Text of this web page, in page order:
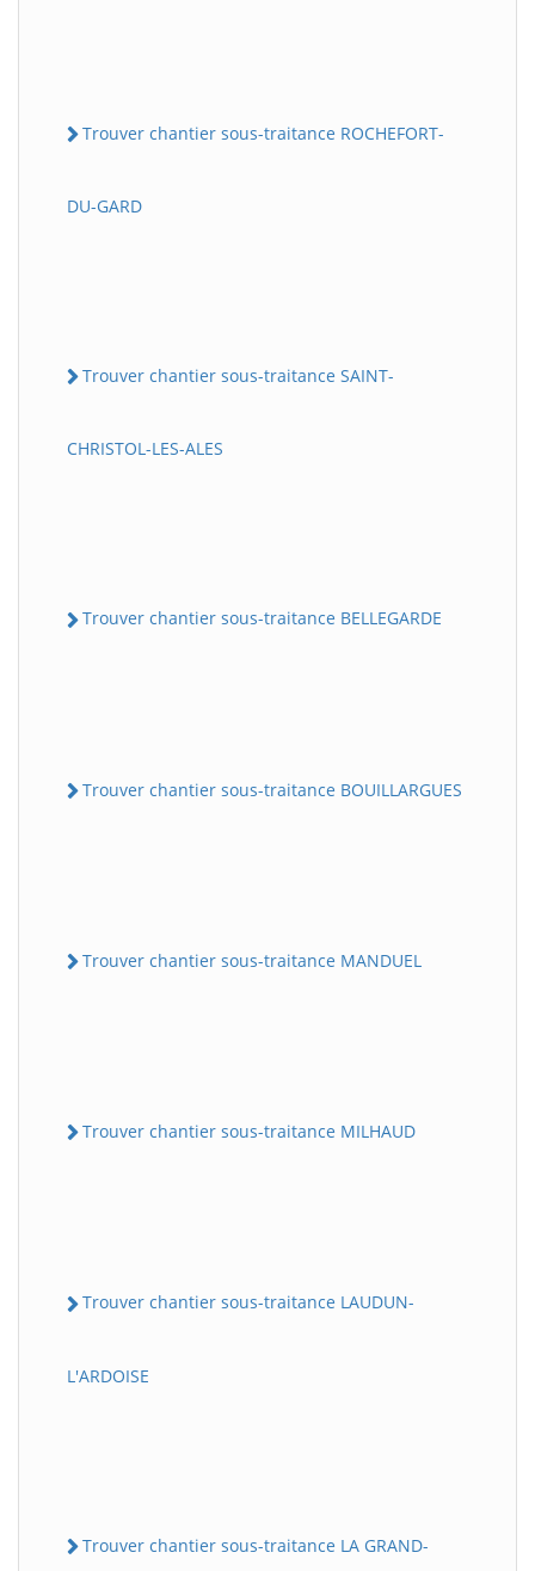
Trouver chantier sous-traitance ROCHEFORT-
DU-GARD
Trouver chantier sous-traitance SAINT-
CHRISTOL-LES-ALES
Trouver chantier sous-traitance BELLEGARDE
Trouver chantier sous-traitance BOUILLARGUES
Trouver chantier sous-traitance MANDUEL
Trouver chantier sous-traitance MILHAUD
Trouver chantier sous-traitance LAUDUN-
L'ARDOISE
Trouver chantier sous-traitance LA GRAND-